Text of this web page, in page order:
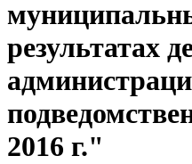
результатах
2016 г."